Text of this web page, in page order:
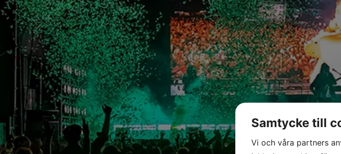
Samtycke till
Vi och våra partners